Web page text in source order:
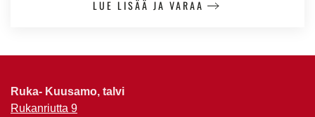
LUE LISÄÄ JA VARAA
Ruka- Kuusamo, talvi
Rukanriutta 9